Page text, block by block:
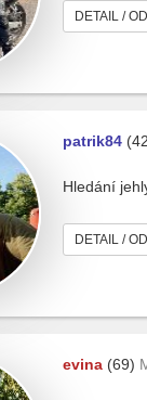
DETAIL /
patrik84
Hledání
DETAIL /
evina (69)